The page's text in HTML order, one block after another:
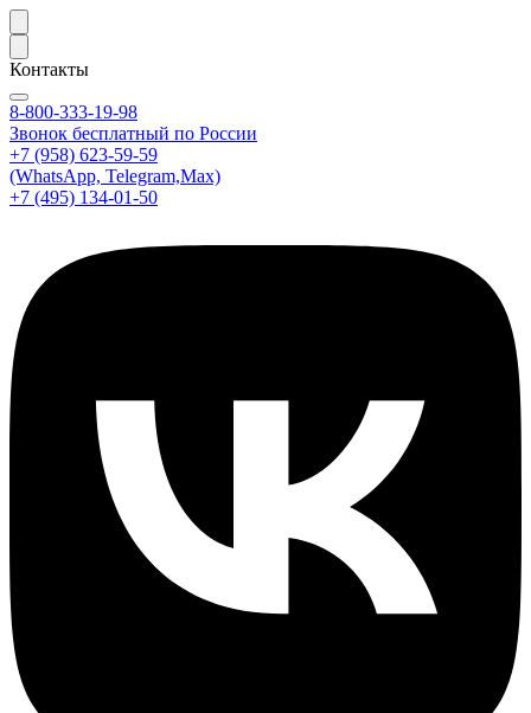
Контакты
8-800-333-19-98
Звонок бесплатный по России
+7 (958) 623-59-59
(WhatsApp, Telegram,Max)
+7 (495) 134-01-50